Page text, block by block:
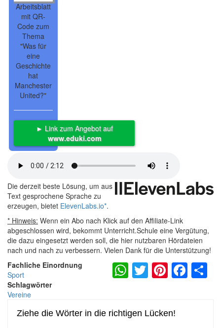
Arbeitsblatt
mit QR-
Code zum
Thema
"Was für
eine
Geschichte
hat
Manchester
United?"
► Link zum Angebot auf
www.eduki.com
Die derzeit beste Lösung, um aus
Text gesprochene Sprache zu
erzeugen, bietet ElevenLabs.io*.
* Hinweis: Wenn ein Abo nach Klick auf den Affiliate-Link
abgeschlossen wird, bekommt Unterricht.Schule eine Vergütung,
die dazu eingesetzt werden soll, die hier nutzbaren Hördateien
nach und nach zu verbessern. Vielen Dank für die Unterstützung!
Fachliche Einordnung
Sport
Schlagwörter
Vereine
WhatsApp
Twitter